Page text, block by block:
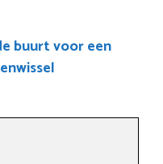
buurt voor een